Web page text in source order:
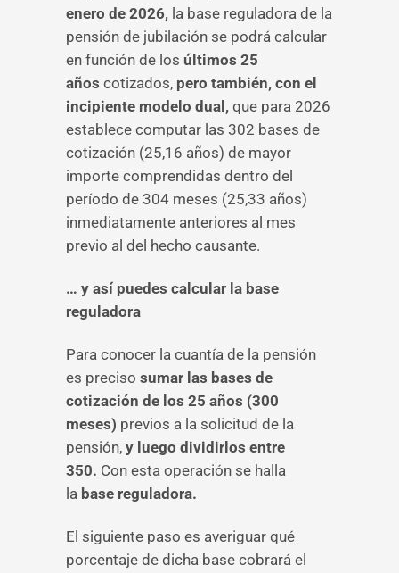
enero de 2026, la base reguladora de la
pensión de jubilación se podrá calcular
en función de los últimos 25
años cotizados, pero también, con el
incipiente modelo dual, que para 2026
establece computar las 302 bases de
cotización (25,16 años) de mayor
importe comprendidas dentro del
período de 304 meses (25,33 años)
inmediatamente anteriores al mes
previo al del hecho causante.
… y así puedes calcular la base
reguladora
Para conocer la cuantía de la pensión
es preciso sumar las bases de
cotización de los 25 años (300
meses) previos a la solicitud de la
pensión, y luego dividirlos entre
350. Con esta operación se halla
la base reguladora.
El siguiente paso es averiguar qué
porcentaje de dicha base cobrará el